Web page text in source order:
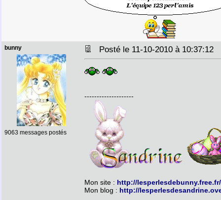
bunny
9063 messages postés
Posté le 11-10-2010 à 10:37:12
--------------------
Mon site : http://lesperlesdebunny.free.fr/
Mon blog : http://